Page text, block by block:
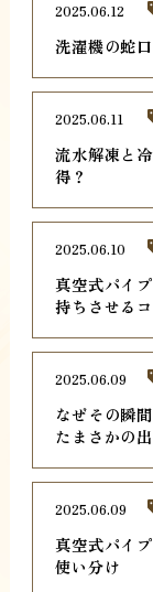
洗濯機の蛇
2025.06.12
流水解凍と
得？
2025.06.11
真空式パイ
持ちさせる
2025.06.10
なぜその瞬
たまさかの
2025.06.09
真空式パイ
使い分け
2025.06.09